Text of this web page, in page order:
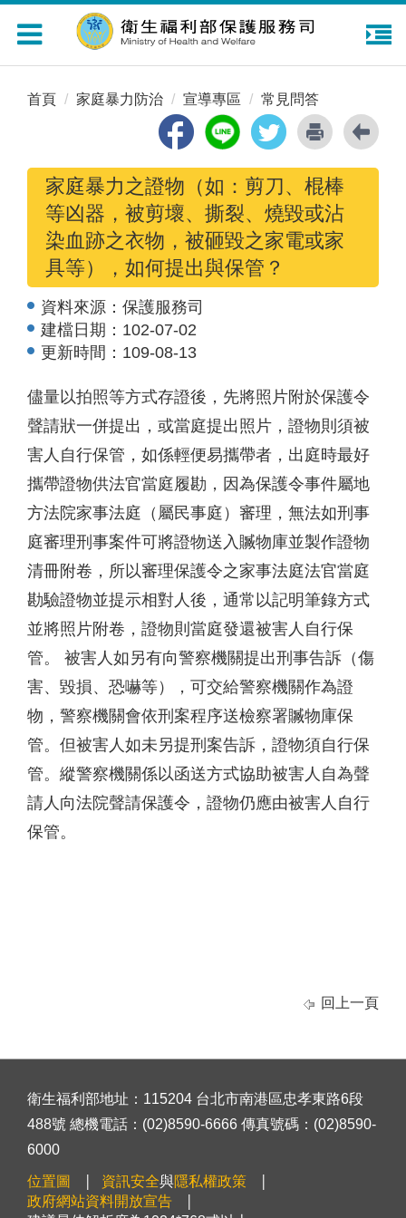
Toggle
navigation
首頁 家庭暴力防治 宣導專區 常見問答
家庭暴力之證物（如：剪刀、棍棒
等凶器，被剪壞、撕裂、燒毀或沾
染血跡之衣物，被砸毀之家電或家
具等），如何提出與保管？
資料來源： 保護服務司
建檔日期： 102-07-02
更新時間： 109-08-13
儘量以拍照等方式存證後，先將照片附於保護令
聲請狀一併提出，或當庭提出照片，證物則須被
害人自行保管，如係輕便易攜帶者，出庭時最好
攜帶證物供法官當庭履勘，因為保護令事件屬地
方法院家事法庭（屬民事庭）審理，無法如刑事
庭審理刑事案件可將證物送入贓物庫並製作證物
清冊附卷，所以審理保護令之家事法庭法官當庭
勘驗證物並提示相對人後，通常以記明筆錄方式
並將照片附卷，證物則當庭發還被害人自行保
管。 被害人如另有向警察機關提出刑事告訴（傷
害、毀損、恐嚇等），可交給警察機關作為證
物，警察機關會依刑案程序送檢察署贓物庫保
管。但被害人如未另提刑案告訴，證物須自行保
管。縱警察機關係以函送方式協助被害人自為聲
請人向法院聲請保護令，證物仍應由被害人自行
保管。
回上一頁
衛生福利部地址：115204 台北市南港區忠孝東路6段
488號 總機電話：(02)8590-6666 傳真號碼：(02)8590-
6000
位置圖 資訊安全與隱私權政策
政府網站資料開放宣告